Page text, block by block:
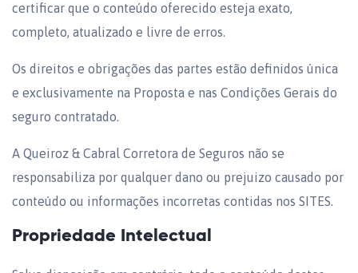
certificar que o conteúdo oferecido esteja exato,
completo, atualizado e livre de erros.
Os direitos e obrigações das partes estão definidos única
e exclusivamente na Proposta e nas Condições Gerais do
seguro contratado.
A Queiroz & Cabral Corretora de Seguros não se
responsabiliza por qualquer dano ou prejuizo causado por
conteúdo ou informações incorretas contidas nos SITES.
Propriedade Intelectual